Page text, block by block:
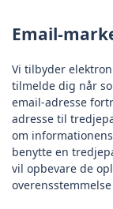
Email-
Vi tilbyder
tilmelde dig når
email-adresse
adresse til
om
benytte en
vil opbevare de